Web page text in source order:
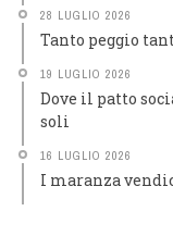
28 LUGLIO 2026
Tanto peggio
19 LUGLIO 2026
Dove il patto
soli
16 LUGLIO 2026
I maranza